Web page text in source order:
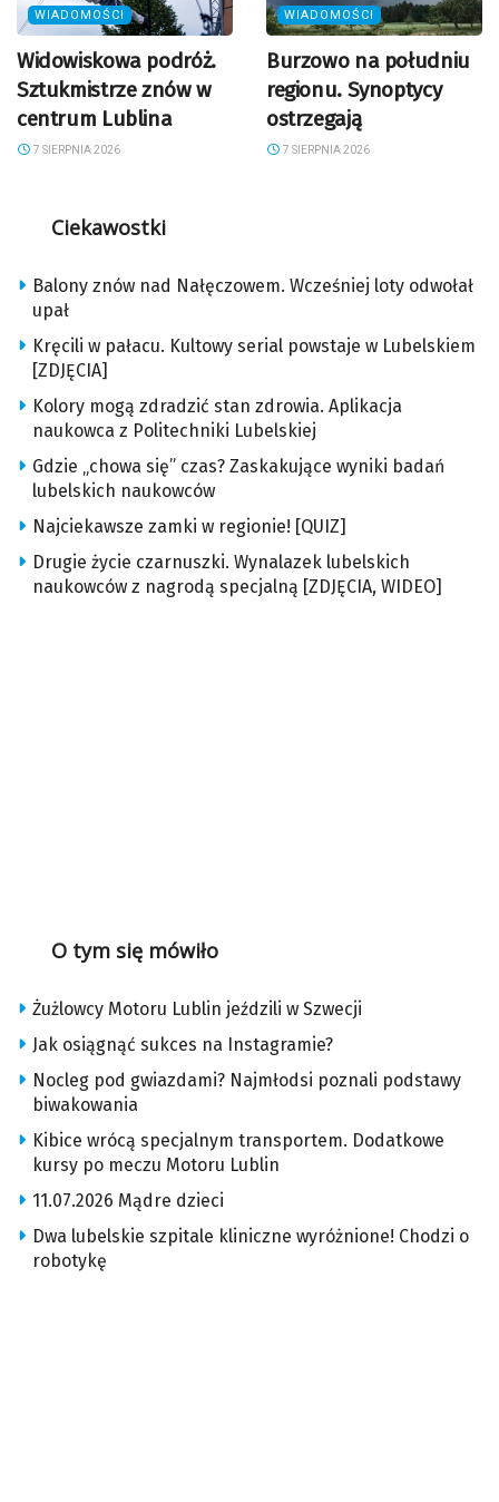
WIADOMOŚCI
Widowiskowa podróż.
Sztukmistrze znów w
centrum Lublina
7 SIERPNIA 2026
WIADOMOŚCI
Burzowo na południu
regionu. Synoptycy
ostrzegają
7 SIERPNIA 2026
Ciekawostki
Balony znów nad Nałęczowem. Wcześniej loty odwołał
upał
Kręcili w pałacu. Kultowy serial powstaje w Lubelskiem
[ZDJĘCIA]
Kolory mogą zdradzić stan zdrowia. Aplikacja
naukowca z Politechniki Lubelskiej
Gdzie „chowa się” czas? Zaskakujące wyniki badań
lubelskich naukowców
Najciekawsze zamki w regionie! [QUIZ]
Drugie życie czarnuszki. Wynalazek lubelskich
naukowców z nagrodą specjalną [ZDJĘCIA, WIDEO]
O tym się mówiło
Żużlowcy Motoru Lublin jeździli w Szwecji
Jak osiągnąć sukces na Instagramie?
Nocleg pod gwiazdami? Najmłodsi poznali podstawy
biwakowania
Kibice wrócą specjalnym transportem. Dodatkowe
kursy po meczu Motoru Lublin
11.07.2026 Mądre dzieci
Dwa lubelskie szpitale kliniczne wyróżnione! Chodzi o
robotykę